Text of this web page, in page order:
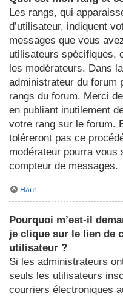
Les rangs, qui
d’utilisateur, indiquent
messages que vous
utilisateurs spécifiques,
les modérateurs. Dans
administrateur du forum
rangs du forum. Merci
en publiant inutilement
votre rang sur le forum.
toléreront pas ce
modérateur pourra vous
compteur de messages.
Haut
Pourquoi m’est-il
je clique sur le lien de
utilisateur ?
Si les administrateurs
seuls les utilisateurs
courriers électroniques